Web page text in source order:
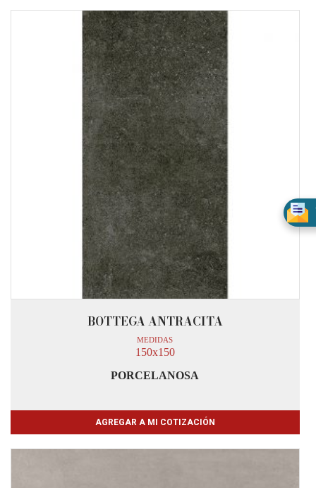
BOTTEGA ANTRACITA
MEDIDAS
150x150
PORCELANOSA
AGREGAR A MI COTIZACIÓN